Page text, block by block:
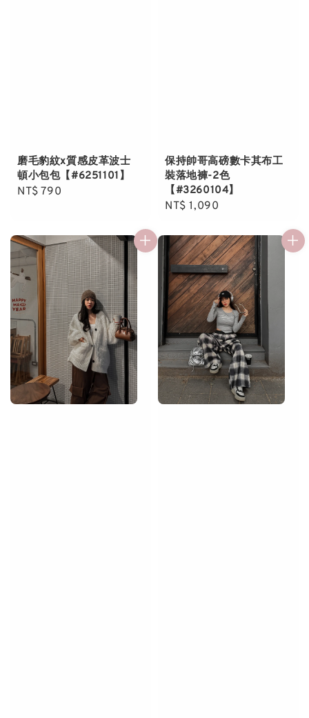
磨毛豹紋x質感皮革波士
頓小包包【#6251101】
Regular
NT$ 790
保持帥哥高磅數卡其布工
裝落地褲-2色
【#3260104】
Regular
NT$ 1,090